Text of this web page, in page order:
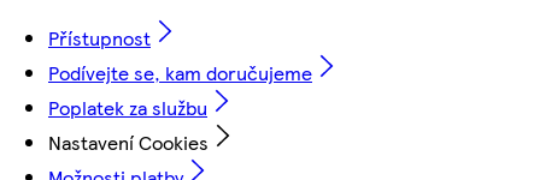
Přístupnost
Podívejte se, kam doručujeme
Poplatek za službu
Nastavení Cookies